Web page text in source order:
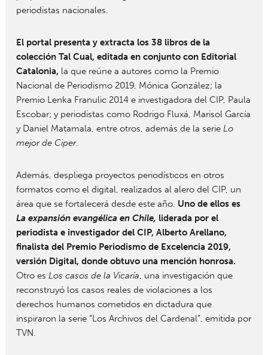
periodistas nacionales.
El portal presenta y extracta los 38 libros de la
colección Tal Cual, editada en conjunto con Editorial
Catalonia, la que reúne a autores como la Premio
Nacional de Periodismo 2019, Mónica González; la
Premio Lenka Franulic 2014 e investigadora del CIP, Paula
Escobar; y periodistas como Rodrigo Fluxá, Marisol García
y Daniel Matamala, entre otros, además de la serie Lo
mejor de Ciper.
Además, despliega proyectos periodísticos en otros
formatos como el digital, realizados al alero del CIP, un
área que se fortalecerá desde este año. Uno de ellos es
La expansión evangélica en Chile, liderada por el
periodista e investigador del CIP, Alberto Arellano,
finalista del Premio Periodismo de Excelencia 2019,
versión Digital, donde obtuvo una mención honrosa.
Otro es Los casos de la Vicaría, una investigación que
reconstruyó los casos reales de violaciones a los
derechos humanos cometidos en dictadura que
inspiraron la serie “Los Archivos del Cardenal”, emitida por
TVN.